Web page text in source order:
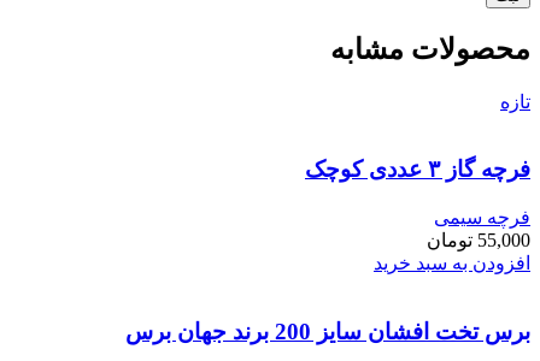
محصولات مشابه
تازه
فرچه گاز ۳ عددی کوچک
فرچه سیمی
55,000 تومان
افزودن به سبد خرید
برس تخت افشان سایز 200 برند جهان برس